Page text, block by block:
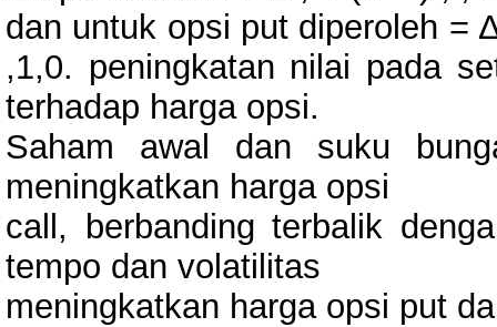
dan untuk opsi put diperoleh
,1,0. peningkatan nilai pada
terhadap harga opsi.
Saham awal dan suku
meningkatkan harga opsi
call, berbanding terbalik
tempo dan volatilitas
meningkatkan harga opsi put